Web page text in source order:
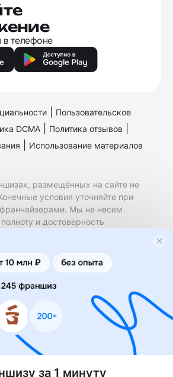
телефоне
Пользовательское
DCMA Политика отзывов
Использование материалов
размещённых на сайте не
условия уточняйте при
Мы не несем
и достоверность
Заключение договоров
(франчайзинга) осуществляется
их представителями. Бизнесменс.ру
или представителем
несет ответственность за условия
и действия лиц,
основании информации, имеющейся
через него. За достоверность
несет ответственность
за 1 минуту